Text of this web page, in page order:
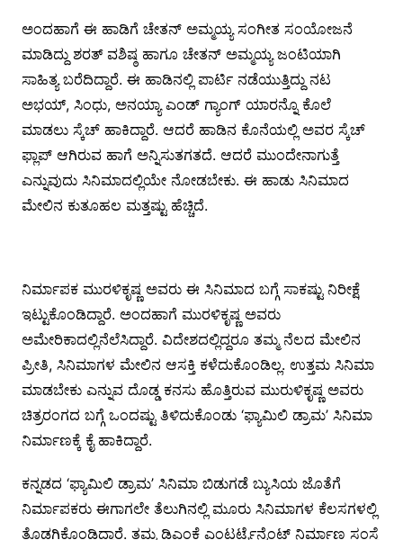
ಅಂದಹಾಗೆ ಈ ಹಾಡಿಗೆ ಚೇತನ್ ಅಮ್ಮಯ್ಯ ಸಂಗೀತ ಸಂಯೋಜನೆ
ಮಾಡಿದ್ದು ಶರತ್ ವಶಿಷ್ಠ ಹಾಗೂ ಚೇತನ್ ಅಮ್ಮಯ್ಯ ಜಂಟಿಯಾಗಿ
ಸಾಹಿತ್ಯ ಬರೆದಿದ್ದಾರೆ. ಈ ಹಾಡಿನಲ್ಲಿ ಪಾರ್ಟಿ ನಡೆಯುತ್ತಿದ್ದು ನಟ
ಅಭಯ್, ಸಿಂಧು, ಅನಯ್ಯಾ ಎಂಡ್ ಗ್ಯಾಂಗ್ ಯಾರನ್ನೊ ಕೊಲೆ
ಮಾಡಲು ಸ್ಕೆಚ್ ಹಾಕಿದ್ದಾರೆ. ಆದರೆ ಹಾಡಿನ ಕೊನೆಯಲ್ಲಿ ಅವರ ಸ್ಕೆಚ್
ಫ್ಲಾಪ್ ಆಗಿರುವ ಹಾಗೆ ಅನ್ನಿಸುತಗತದೆ. ಆದರೆ ಮುಂದೇನಾಗುತ್ತೆ
ಎನ್ನುವುದು ಸಿನಿಮಾದಲ್ಲಿಯೇ ನೋಡಬೇಕು. ಈ ಹಾಡು ಸಿನಿಮಾದ
ಮೇಲಿನ ಕುತೂಹಲ ಮತ್ತಷ್ಟು ಹೆಚ್ಚಿದೆ.
ನಿರ್ಮಾಪಕ ಮುರಳಿಕೃಷ್ಣ ಅವರು ಈ ಸಿನಿಮಾದ ಬಗ್ಗೆ ಸಾಕಷ್ಟು ನಿರೀಕ್ಷೆ
ಇಟ್ಟುಕೊಂಡಿದ್ದಾರೆ. ಅಂದಹಾಗೆ ಮುರಳಿಕೃಷ್ಣ ಅವರು
ಅಮೇರಿಕಾದಲ್ಲಿನೆಲೆಸಿದ್ದಾರೆ. ವಿದೇಶದಲ್ಲಿದ್ದರೂ ತಮ್ಮ ನೆಲದ ಮೇಲಿನ
ಪ್ರೀತಿ, ಸಿನಿಮಾಗಳ ಮೇಲಿನ ಆಸಕ್ತಿ ಕಳೆದುಕೊಂಡಿಲ್ಲ. ಉತ್ತಮ ಸಿನಿಮಾ
ಮಾಡಬೇಕು ಎನ್ನುವ ದೊಡ್ಡ ಕನಸು ಹೊತ್ತಿರುವ ಮುರುಳಿಕೃಷ್ಣ ಅವರು
ಚಿತ್ರರಂಗದ ಬಗ್ಗೆ ಒಂದಷ್ಟು ತಿಳಿದುಕೊಂಡು ‘ಫ್ಯಾಮಿಲಿ ಡ್ರಾಮ’ ಸಿನಿಮಾ
ನಿರ್ಮಾಣಕ್ಕೆ ಕೈ ಹಾಕಿದ್ದಾರೆ.
ಕನ್ನಡದ ‘ಫ್ಯಾಮಿಲಿ ಡ್ರಾಮ’ ಸಿನಿಮಾ ಬಿಡುಗಡೆ ಬ್ಯುಸಿಯ ಜೊತೆಗೆ
ನಿರ್ಮಾಪಕರು ಈಗಾಗಲೇ ತೆಲುಗಿನಲ್ಲಿ ಮೂರು ಸಿನಿಮಾಗಳ ಕೆಲಸಗಳಲ್ಲಿ
ತೊಡಗಿಕೊಂಡಿದ್ದಾರೆ. ತಮ್ಮ ಡಿಎಂಕೆ ಎಂಟರ್ಟೈನ್ಮೆಂಟ್ ನಿರ್ಮಾಣ ಸಂಸ್ಥೆ